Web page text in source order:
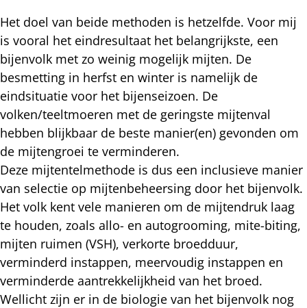
Het doel van beide methoden is hetzelfde. Voor mij
is vooral het eindresultaat het belangrijkste, een
bijenvolk met zo weinig mogelijk mijten. De
besmetting in herfst en winter is namelijk de
eindsituatie voor het bijenseizoen. De
volken/teeltmoeren met de geringste mijtenval
hebben blijkbaar de beste manier(en) gevonden om
de mijtengroei te verminderen.
Deze mijtentelmethode is dus een inclusieve manier
van selectie op mijtenbeheersing door het bijenvolk.
Het volk kent vele manieren om de mijtendruk laag
te houden, zoals allo- en autogrooming, mite-biting,
mijten ruimen (VSH), verkorte broedduur,
verminderd instappen, meervoudig instappen en
verminderde aantrekkelijkheid van het broed.
Wellicht zijn er in de biologie van het bijenvolk nog